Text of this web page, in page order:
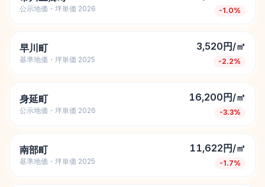
公示地価・坪単価 2026 -1.0%
早川町
基準地価・坪単価 2025
3,520円/㎡
-2.2%
身延町
公示地価・坪単価 2026
16,200円/㎡
-3.3%
南部町
基準地価・坪単価 2025
11,622円/㎡
-1.7%